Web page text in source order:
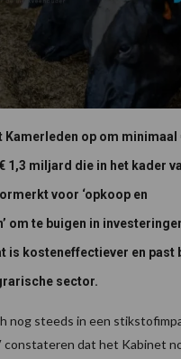
Kamerleden op om minimaal
1,3 miljard die in het kader
voor ‘opkoop en
om te buigen in
is kosteneffectiever en past
sector.
nog steeds in een
constateren dat het Kabinet